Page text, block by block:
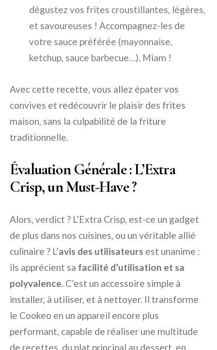
dégustez vos frites croustillantes, légères,
et savoureuses ! Accompagnez-les de
votre sauce préférée (mayonnaise,
ketchup, sauce barbecue…). Miam !
Avec cette recette, vous allez épater vos
convives et redécouvrir le plaisir des frites
maison, sans la culpabilité de la friture
traditionnelle.
Évaluation Générale : L’Extra
Crisp, un Must-Have ?
Alors, verdict ? L’Extra Crisp, est-ce un gadget
de plus dans nos cuisines, ou un véritable allié
culinaire ? L’avis des utilisateurs est unanime :
ils apprécient sa facilité d’utilisation et sa
polyvalence. C’est un accessoire simple à
installer, à utiliser, et à nettoyer. Il transforme
le Cookeo en un appareil encore plus
performant, capable de réaliser une multitude
de recettes, du plat principal au dessert, en